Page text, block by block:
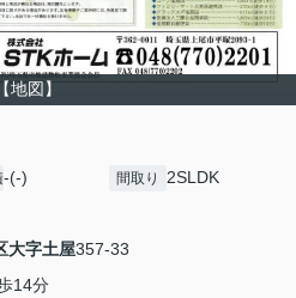
【地図】
-(-) 間取り 2SLDK
大字土屋357-33
14分